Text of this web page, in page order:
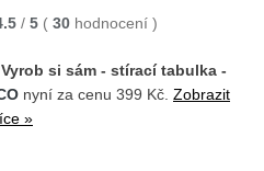
/ 5 ( 30 hodnocení )
Vyrob si sám - stírací tabulka -
nyní za cenu 399 Kč. Zobrazit
»